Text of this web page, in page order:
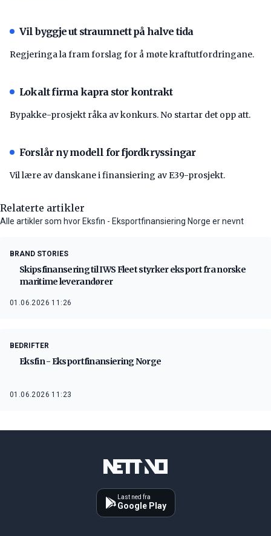
Vil byggje ut straumnett på halve tida
Regjeringa la fram forslag for å møte kraftutfordringane.
Lokalt firma kapra stor kontrakt
Bypakke-prosjekt råka av konkurs. No startar det opp att.
Forslår ny modell for fjordkryssingar
Vil lære av danskane i finansiering av E39-prosjekt.
Relaterte artikler
Alle artikler som hvor Eksfin - Eksportfinansiering Norge er nevnt
BRAND STORIES
Skipsfinansering til IWS Fleet styrker eksport fra norske
maritime leverandører
01.06.2026 11:26
BEDRIFTER
Eksfin - Eksportfinansiering Norge
01.06.2026 11:23
Last ned fra
Google Play